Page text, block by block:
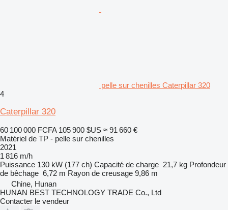
pelle sur chenilles Caterpillar 320
4
Caterpillar 320
60 100 000 FCFA 105 900 $US ≈ 91 660 €
Matériel de TP - pelle sur chenilles
2021
1 816 m/h
Puissance 130 kW (177 ch) Capacité de charge 21,7 kg Profondeur
de bêchage 6,72 m Rayon de creusage 9,86 m
Chine, Hunan
HUNAN BEST TECHNOLOGY TRADE Co., Ltd
Contacter le vendeur